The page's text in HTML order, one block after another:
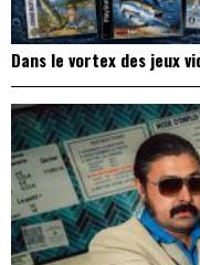
Dans le vortex des jeux